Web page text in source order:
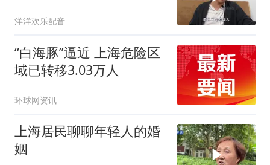
洋洋欢乐配音
“白海豚”逼近 上海危险区
域已转移3.03万人
环球网资讯
上海居民聊聊年轻人的婚
姻